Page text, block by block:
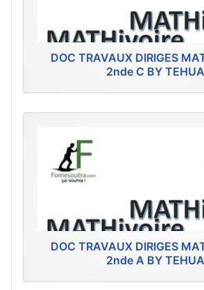
DOC TRAVAUX DIRIGES
2nde C BY TEHUA
DOC TRAVAUX DIRIGES
2nde A BY TEHUA